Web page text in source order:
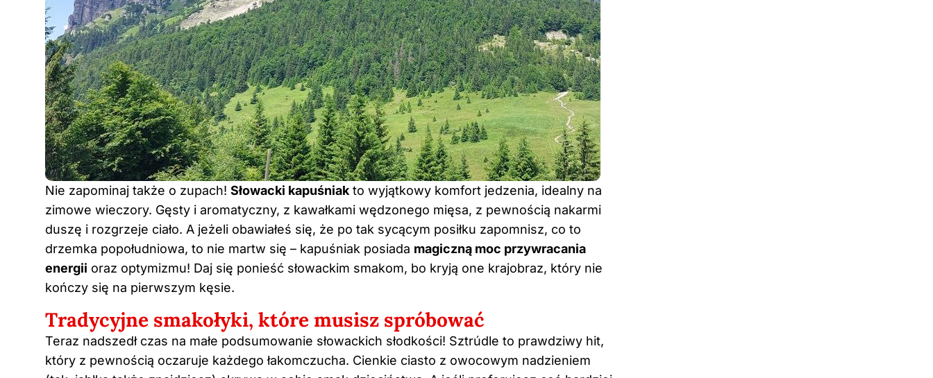
Nie zapominaj także o zupach! Słowacki kapuśniak to wyjątkowy komfort jedzenia, idealny na
zimowe wieczory. Gęsty i aromatyczny, z kawałkami wędzonego mięsa, z pewnością nakarmi
duszę i rozgrzeje ciało. A jeżeli obawiałeś się, że po tak sycącym posiłku zapomnisz, co to
drzemka popołudniowa, to nie martw się – kapuśniak posiada magiczną moc przywracania
energii oraz optymizmu! Daj się ponieść słowackim smakom, bo kryją one krajobraz, który nie
kończy się na pierwszym kęsie.
Tradycyjne smakołyki, które musisz spróbować
Teraz nadszedł czas na małe podsumowanie słowackich słodkości! Sztrúdle to prawdziwy hit,
który z pewnością oczaruje każdego łakomczucha. Cienkie ciasto z owocowym nadzieniem